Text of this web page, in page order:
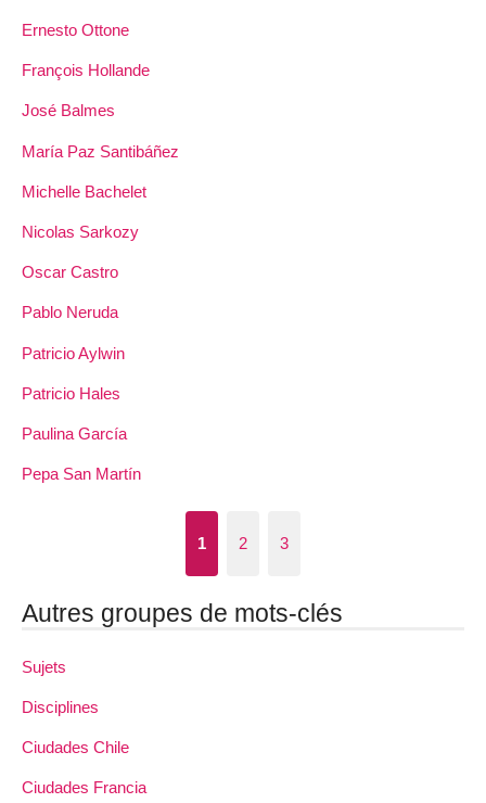
Ernesto Ottone
François Hollande
José Balmes
María Paz Santibáñez
Michelle Bachelet
Nicolas Sarkozy
Oscar Castro
Pablo Neruda
Patricio Aylwin
Patricio Hales
Paulina García
Pepa San Martín
1 2 3
Autres groupes de mots-clés
Sujets
Disciplines
Ciudades Chile
Ciudades Francia